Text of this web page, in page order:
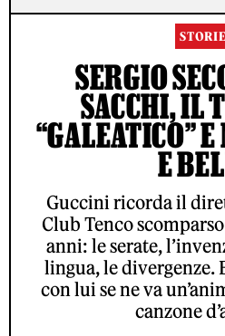
STORIE
SERGIO
SACCHI, IL
“GALEATICO”
E
Guccini ricorda il
Club Tenco
anni: le serate,
lingua, le divergenze.
con lui se ne va
canzone